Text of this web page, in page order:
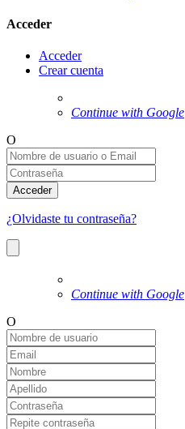
Acceder
Acceder
Crear cuenta
Continue with Google
O
Acceder
¿Olvidaste tu contraseña?
Continue with Google
O